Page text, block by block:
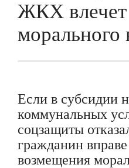
ЖКХ
морального
Если в субсидии
коммунальных
соцзащиты
гражданин вправе
возмещения